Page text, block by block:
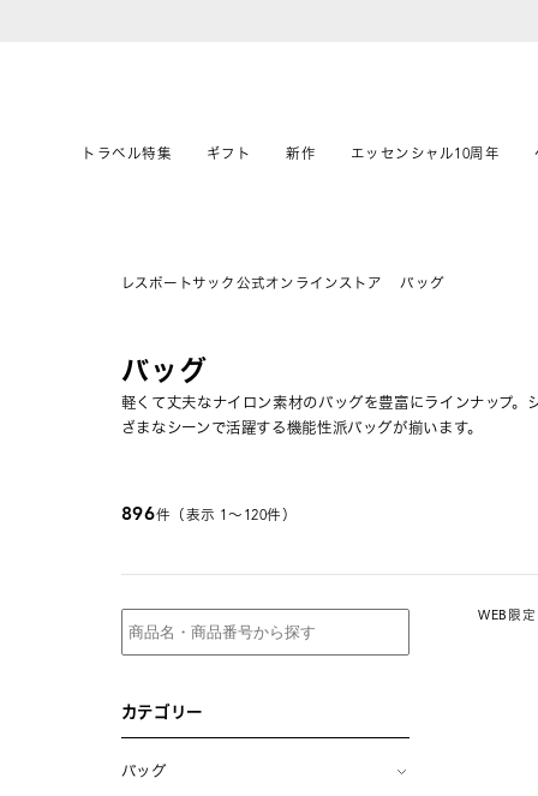
トラベル特集 ギフト 新作 エッセンシャル10周年
レスポートサック公式オンラインストア バッグ
バッグ
軽くて丈夫なナイロン素材のバッグを豊富にラインナップ
ざまなシーンで活躍する機能性派バッグが揃います。
896件（表示 1〜120件）
カテゴリー
バッグ
WEB限定